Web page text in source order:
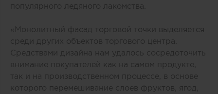
популярного ледяного лакомства.
«Монолитный фасад торговой точки выделяется
среди других объектов торгового центра.
Средствами дизайна нам удалось сосредоточить
внимание покупателей как на самом продукте,
так и на производственном процессе, в основе
которого перемешивание слоев фруктов, ягод,